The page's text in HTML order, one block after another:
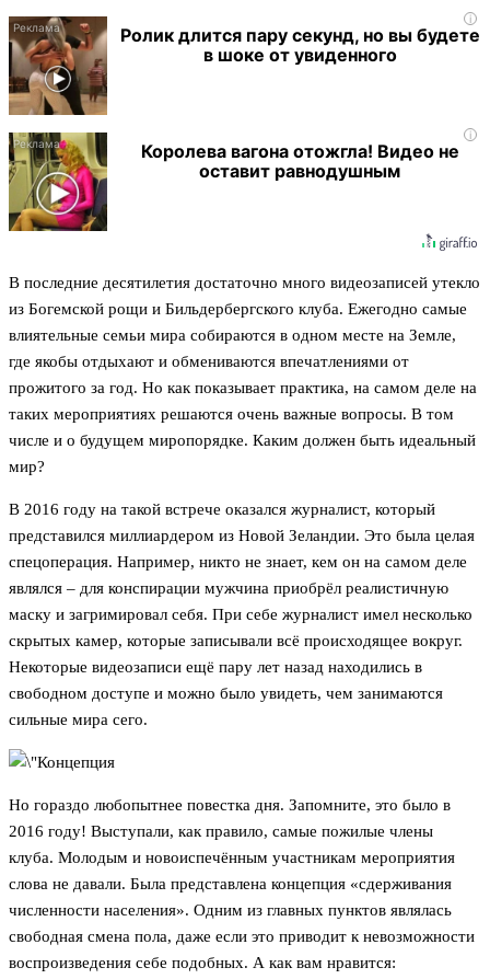
i
Ролик длится пару секунд, но вы будете
в шоке от увиденного
i
Королева вагона отожгла! Видео не
оставит равнодушным
В последние десятилетия достаточно много видеозаписей утекло
из Богемской рощи и Бильдербергского клуба. Ежегодно самые
влиятельные семьи мира собираются в одном месте на Земле,
где якобы отдыхают и обмениваются впечатлениями от
прожитого за год. Но как показывает практика, на самом деле на
таких мероприятиях решаются очень важные вопросы. В том
числе и о будущем миропорядке. Каким должен быть идеальный
мир?
В 2016 году на такой встрече оказался журналист, который
представился миллиардером из Новой Зеландии. Это была целая
спецоперация. Например, никто не знает, кем он на самом деле
являлся – для конспирации мужчина приобрёл реалистичную
маску и загримировал себя. При себе журналист имел несколько
скрытых камер, которые записывали всё происходящее вокруг.
Некоторые видеозаписи ещё пару лет назад находились в
свободном доступе и можно было увидеть, чем занимаются
сильные мира сего.
Но гораздо любопытнее повестка дня. Запомните, это было в
2016 году! Выступали, как правило, самые пожилые члены
клуба. Молодым и новоиспечённым участникам мероприятия
слова не давали. Была представлена концепция «сдерживания
численности населения». Одним из главных пунктов являлась
свободная смена пола, даже если это приводит к невозможности
воспроизведения себе подобных. А как вам нравится: